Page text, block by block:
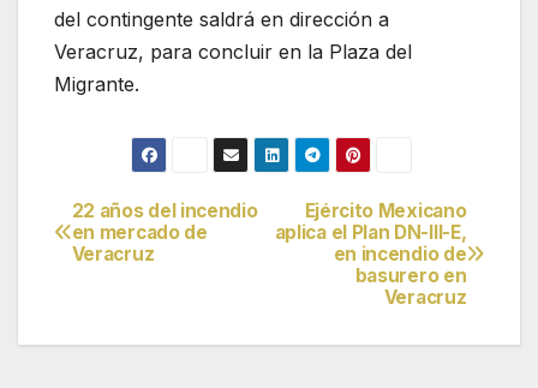
del contingente saldrá en dirección a
Veracruz, para concluir en la Plaza del
Migrante.
Navegación
de
Ejército Mexicano
aplica el Plan DN-III-E,
en incendio de
basurero en
Veracruz
22 años del incendio
en mercado de
Veracruz